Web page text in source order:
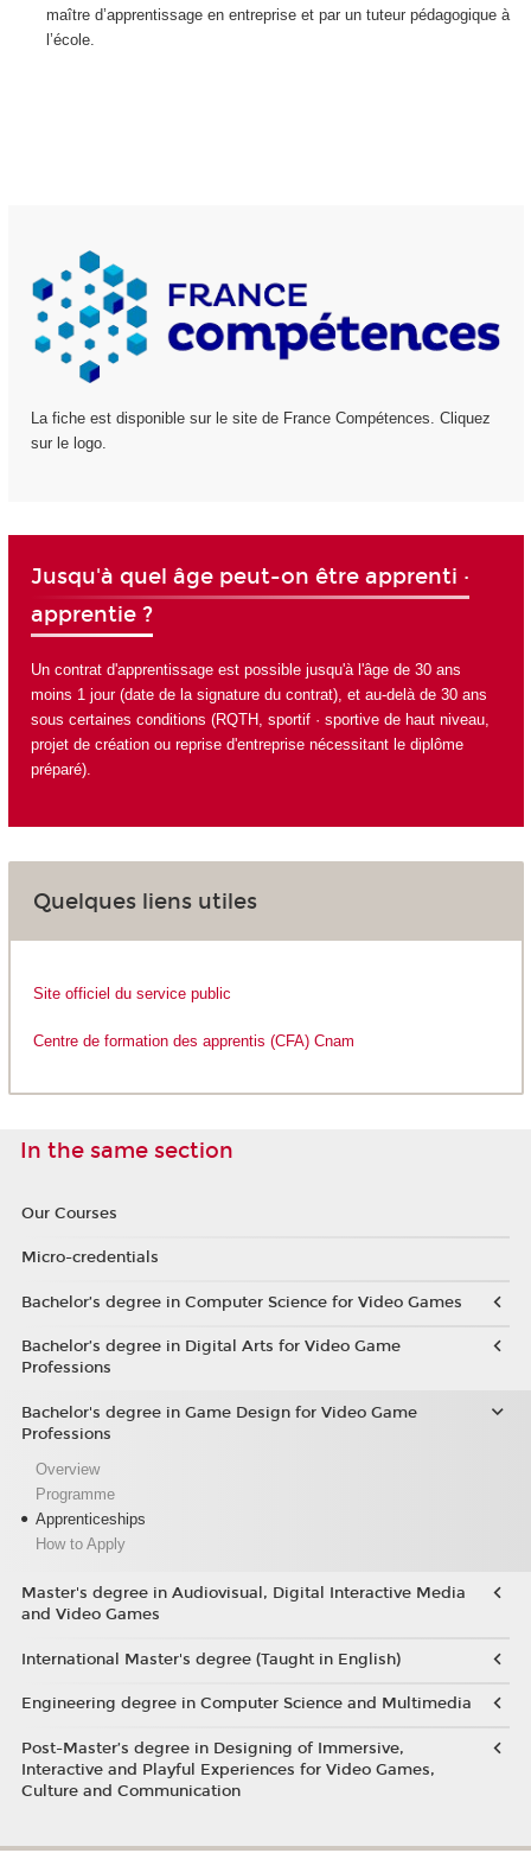
maître d’apprentissage en entreprise et par un tuteur pédagogique à
l’école.
La fiche est disponible sur le site de France Compétences. Cliquez
sur le logo.
Jusqu'à quel âge peut-on être apprenti ·
apprentie ?
Un contrat d'apprentissage est possible jusqu'à l'âge de 30 ans
moins 1 jour (date de la signature du contrat), et au-delà de 30 ans
sous certaines conditions (RQTH, sportif · sportive de haut niveau,
projet de création ou reprise d'entreprise nécessitant le diplôme
préparé).
Quelques liens utiles
Site officiel du service public
Centre de formation des apprentis (CFA) Cnam
In the same section
Our Courses
Micro-credentials
Bachelor’s degree in Computer Science for Video Games
Bachelor’s degree in Digital Arts for Video Game
Professions
Bachelor's degree in Game Design for Video Game
Professions
Overview
Programme
Apprenticeships
How to Apply
Master's degree in Audiovisual, Digital Interactive Media
and Video Games
International Master's degree (Taught in English)
Engineering degree in Computer Science and Multimedia
Post-Master’s degree in Designing of Immersive,
Interactive and Playful Experiences for Video Games,
Culture and Communication